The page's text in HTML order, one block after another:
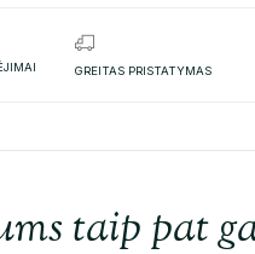
GREITAS PRISTATYMAS
taip pat